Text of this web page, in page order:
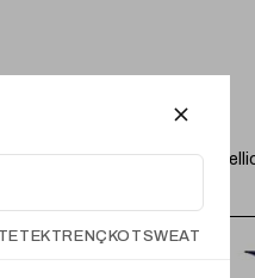
© 2026
ETEKTRENÇKOTSWEAT